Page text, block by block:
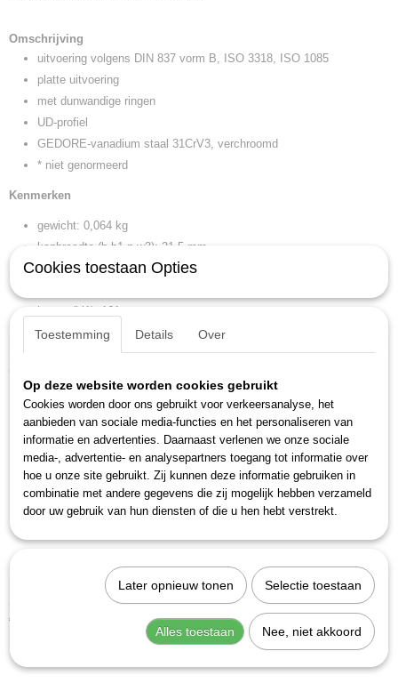
Productcode leverancier
0,06 Kg
Afmetingen (l,b,h)
16,50 x 8,50 x 6,50 cm
Omschrijving
uitvoering volgens DIN 837 vorm B, ISO 3318, ISO 1085
platte uitvoering
met dunwandige ringen
UD-profiel
GEDORE-vanadium staal 31CrV3, verchroomd
* niet genormeerd
Kenmerken
gewicht: 0,064 kg
kopbreedte (b b1 n w3): 21,5 mm
kopbreedte (b2): 23 mm
lengte (l l1): 161 mm
sleutelwijdte 2: 14 x 15 mm
Gedore 4 6X7 (6052710)
€ 8,83
Cookies toestaan Opties
Toestemming Details Over
Op deze website worden cookies gebruikt
Cookies worden door ons gebruikt voor verkeersanalyse, het
aanbieden van sociale media-functies en het personaliseren van
informatie en advertenties. Daarnaast verlenen we onze sociale
media-, advertentie- en analysepartners toegang tot informatie over
hoe u onze site gebruikt. Zij kunnen deze informatie gebruiken in
combinatie met andere gegevens die zij mogelijk hebben verzameld
door uw gebruik van hun diensten of die u hen hebt verstrekt.
Later opnieuw tonen Selectie toestaan
Alles toestaan Nee, niet akkoord